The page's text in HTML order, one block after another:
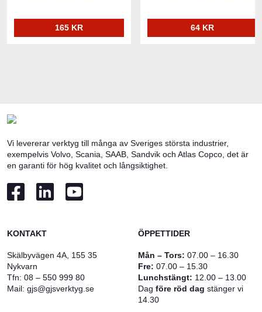
165 KR 64 KR
Vi levererar verktyg till många av Sveriges största industrier,
exempelvis Volvo, Scania, SAAB, Sandvik och Atlas Copco, det är
en garanti för hög kvalitet och långsiktighet.
KONTAKT
Skälbyvägen 4A, 155 35
Nykvarn
Tfn: 08 – 550 999 80
Mail: gjs@gjsverktyg.se
ÖPPETTIDER
Mån – Tors: 07.00 – 16.30
Fre: 07.00 – 15.30
Lunchstängt: 12.00 – 13.00
Dag före röd dag stänger vi
14.30